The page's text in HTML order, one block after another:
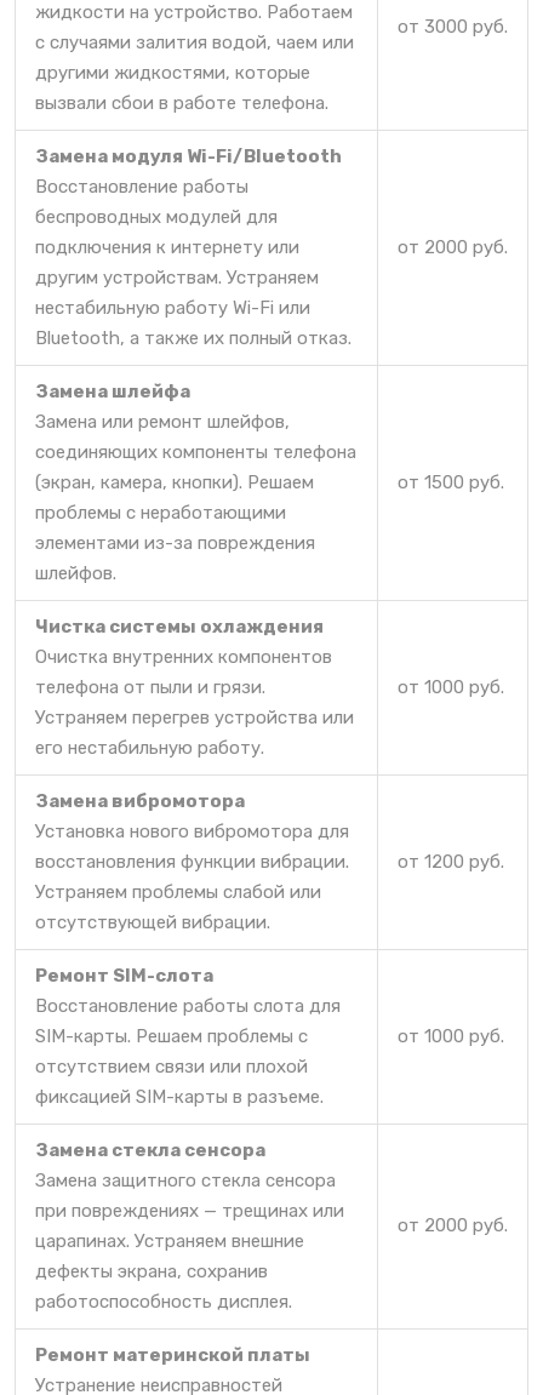
жидкости на устройство. Работаем
с случаями залития водой, чаем или
другими жидкостями, которые
вызвали сбои в работе телефона.
от 3000 руб.
Замена модуля Wi-Fi/Bluetooth
Восстановление работы
беспроводных модулей для
подключения к интернету или
другим устройствам. Устраняем
нестабильную работу Wi-Fi или
Bluetooth, а также их полный отказ.
от 2000 руб.
Замена шлейфа
Замена или ремонт шлейфов,
соединяющих компоненты телефона
(экран, камера, кнопки). Решаем
проблемы с неработающими
элементами из-за повреждения
шлейфов.
от 1500 руб.
Чистка системы охлаждения
Очистка внутренних компонентов
телефона от пыли и грязи.
Устраняем перегрев устройства или
его нестабильную работу.
от 1000 руб.
Замена вибромотора
Установка нового вибромотора для
восстановления функции вибрации.
Устраняем проблемы слабой или
отсутствующей вибрации.
от 1200 руб.
Ремонт SIM-слота
Восстановление работы слота для
SIM-карты. Решаем проблемы с
отсутствием связи или плохой
фиксацией SIM-карты в разъеме.
от 1000 руб.
Замена стекла сенсора
Замена защитного стекла сенсора
при повреждениях — трещинах или
царапинах. Устраняем внешние
дефекты экрана, сохранив
работоспособность дисплея.
от 2000 руб.
Ремонт материнской платы
Устранение неисправностей